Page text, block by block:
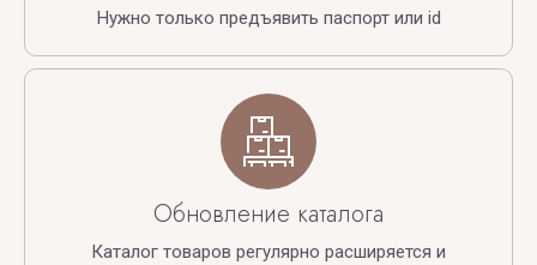
Нужно только предъявить паспорт или id
Обновление каталога
Каталог товаров регулярно расширяется и